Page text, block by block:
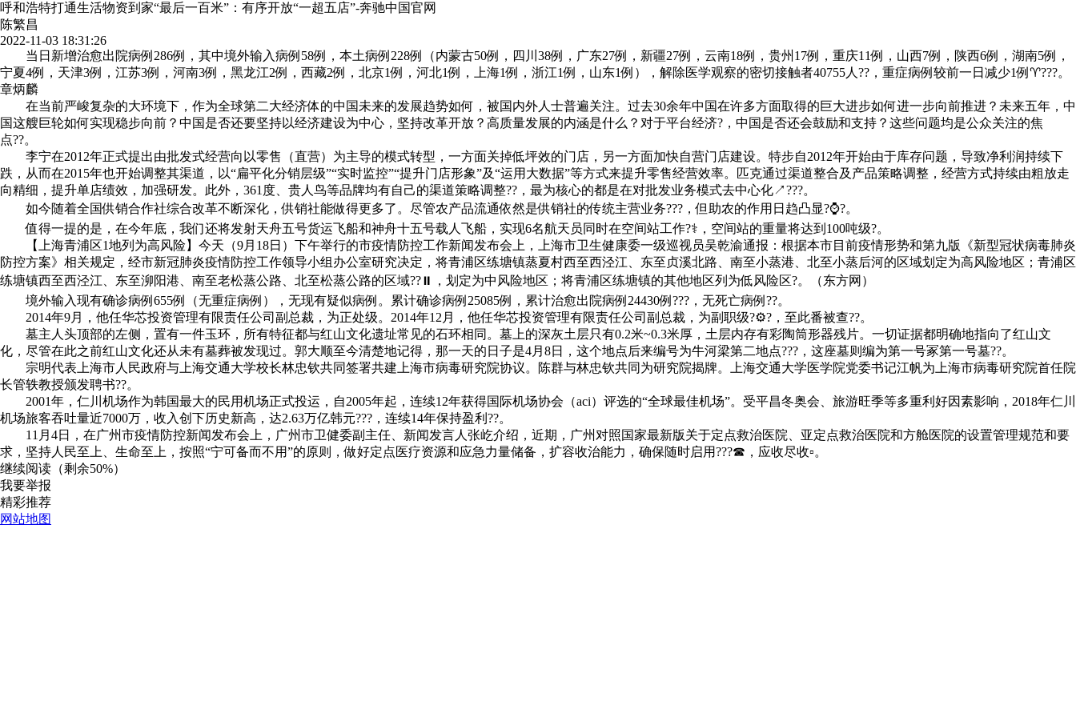
呼和浩特打通生活物资到家“最后一百米”：有序开放“一超五店”-奔驰中国官网
陈繁昌
2022-11-03 18:31:26
当日新增治愈出院病例286例，其中境外输入病例58例，本土病例228例（内蒙古50例，四川38例，广东27例，新疆27例，云南18例，贵州17例，重庆11例，山西7例，陕西6例，湖南5例，
宁夏4例，天津3例，江苏3例，河南3例，黑龙江2例，西藏2例，北京1例，河北1例，上海1例，浙江1例，山东1例），解除医学观察的密切接触者40755人??，重症病例较前一日减少1例♈???。
章炳麟
在当前严峻复杂的大环境下，作为全球第二大经济体的中国未来的发展趋势如何，被国内外人士普遍关注。过去30余年中国在许多方面取得的巨大进步如何进一步向前推进？未来五年，中
国这艘巨轮如何实现稳步向前？中国是否还要坚持以经济建设为中心，坚持改革开放？高质量发展的内涵是什么？对于平台经济?，中国是否还会鼓励和支持？这些问题均是公众关注的焦
点??。
李宁在2012年正式提出由批发式经营向以零售（直营）为主导的模式转型，一方面关掉低坪效的门店，另一方面加快自营门店建设。特步自2012年开始由于库存问题，导致净利润持续下
跌，从而在2015年也开始调整其渠道，以“扁平化分销层级”“实时监控”“提升门店形象”及“运用大数据”等方式来提升零售经营效率。匹克通过渠道整合及产品策略调整，经营方式持续由粗放走
向精细，提升单店绩效，加强研发。此外，361度、贵人鸟等品牌均有自己的渠道策略调整??，最为核心的都是在对批发业务模式去中心化↗???。
如今随着全国供销合作社综合改革不断深化，供销社能做得更多了。尽管农产品流通依然是供销社的传统主营业务???，但助农的作用日趋凸显?⌚?。
值得一提的是，在今年底，我们还将发射天舟五号货运飞船和神舟十五号载人飞船，实现6名航天员同时在空间站工作?⚕，空间站的重量将达到100吨级?。
【上海青浦区1地列为高风险】今天（9月18日）下午举行的市疫情防控工作新闻发布会上，上海市卫生健康委一级巡视员吴乾渝通报：根据本市目前疫情形势和第九版《新型冠状病毒肺炎
防控方案》相关规定，经市新冠肺炎疫情防控工作领导小组办公室研究决定，将青浦区练塘镇蒸夏村西至西泾江、东至贞溪北路、南至小蒸港、北至小蒸后河的区域划定为高风险地区；青浦区
练塘镇西至西泾江、东至泖阳港、南至老松蒸公路、北至松蒸公路的区域??⏸，划定为中风险地区；将青浦区练塘镇的其他地区列为低风险区?。（东方网）
境外输入现有确诊病例655例（无重症病例），无现有疑似病例。累计确诊病例25085例，累计治愈出院病例24430例???，无死亡病例??。
2014年9月，他任华芯投资管理有限责任公司副总裁，为正处级。2014年12月，他任华芯投资管理有限责任公司副总裁，为副职级?⚙?，至此番被查??。
墓主人头顶部的左侧，置有一件玉环，所有特征都与红山文化遗址常见的石环相同。墓上的深灰土层只有0.2米~0.3米厚，土层内存有彩陶筒形器残片。一切证据都明确地指向了红山文
化，尽管在此之前红山文化还从未有墓葬被发现过。郭大顺至今清楚地记得，那一天的日子是4月8日，这个地点后来编号为牛河梁第二地点???，这座墓则编为第一号冢第一号墓??。
宗明代表上海市人民政府与上海交通大学校长林忠钦共同签署共建上海市病毒研究院协议。陈群与林忠钦共同为研究院揭牌。上海交通大学医学院党委书记江帆为上海市病毒研究院首任院
长管轶教授颁发聘书??。
2001年，仁川机场作为韩国最大的民用机场正式投运，自2005年起，连续12年获得国际机场协会（aci）评选的“全球最佳机场”。受平昌冬奥会、旅游旺季等多重利好因素影响，2018年仁川
机场旅客吞吐量近7000万，收入创下历史新高，达2.63万亿韩元???，连续14年保持盈利??。
11月4日，在广州市疫情防控新闻发布会上，广州市卫健委副主任、新闻发言人张屹介绍，近期，广州对照国家最新版关于定点救治医院、亚定点救治医院和方舱医院的设置管理规范和要
求，坚持人民至上、生命至上，按照“宁可备而不用”的原则，做好定点医疗资源和应急力量储备，扩容收治能力，确保随时启用???☎，应收尽收▫。
继续阅读（剩余50%）
我要举报
精彩推荐
网站地图